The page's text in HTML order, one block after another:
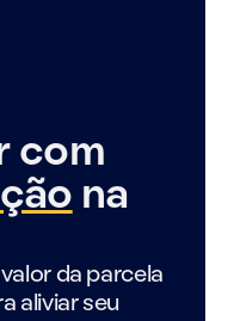
com
na
da parcela
aliviar seu